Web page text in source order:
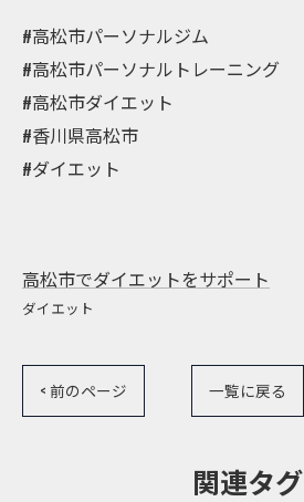
#高松市パーソナルジム
#高松市パーソナルトレーニング
#高松市ダイエット
#香川県高松市
#ダイエット
高松市でダイエットをサポート
ダイエット
< 前のページ 一覧に戻る
関連タグ